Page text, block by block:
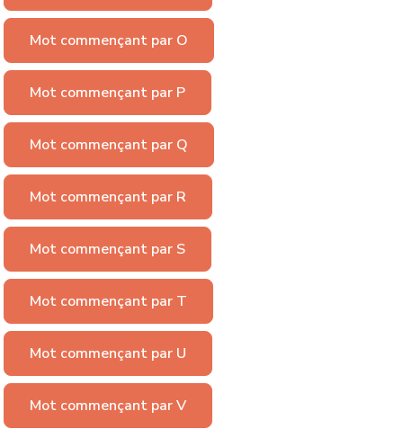
Mot commençant par O
Mot commençant par P
Mot commençant par Q
Mot commençant par R
Mot commençant par S
Mot commençant par T
Mot commençant par U
Mot commençant par V